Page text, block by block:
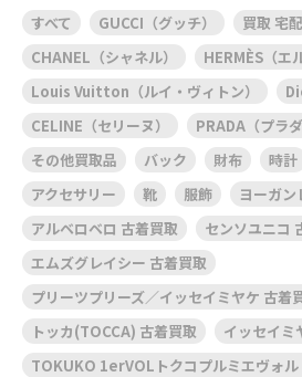
すべて GUCCI（グッチ） 買取 宅配
CHANEL（シャネル）
HERMÈS（エ
Louis Vuitton（ルイ・ヴィトン）
CELINE（セリーヌ）
PRADA（プラダ
その他買取品
バック 財布 時計
アクセサリー
靴 服飾
ヨーガン
アルベロベロ 古着買取
センソユニコ
エムズグレイシー 古着買取
プリーツプリーズ／イッセイミヤケ 古着
トッカ(TOCCA) 古着買取
イッセイミ
TOKUKO 1erVOLトクコプルミエヴォル